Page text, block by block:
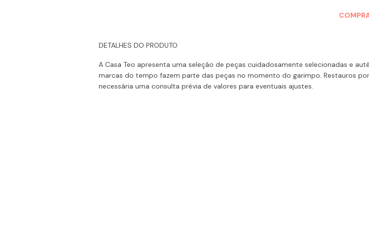
DETALHES DO PRODUTO
A Casa Teo apresenta uma seleção de peças cuidadosamente selecionadas e
marcas do tempo fazem parte das peças no momento do garimpo. Restauros
necessária uma consulta prévia de valores para eventuais ajustes.